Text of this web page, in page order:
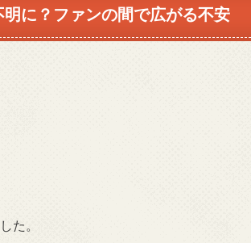
に？ファンの間で広がる不安
た。